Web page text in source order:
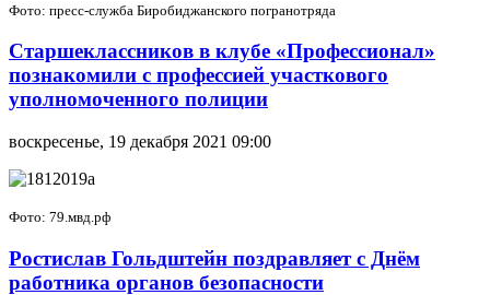
Фото: пресс-служба Биробиджанского погранотряда
Старшеклассников в клубе «Профессионал»
познакомили с профессией участкового
уполномоченного полиции
воскресенье, 19 декабря 2021 09:00
Фото: 79.мвд.рф
Ростислав Гольдштейн поздравляет с Днём
работника органов безопасности